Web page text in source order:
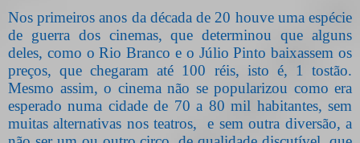
Nos primeiros anos da década de 20 houve uma espécie
de guerra dos cinemas, que determinou que alguns
deles, como o Rio Branco e o Júlio Pinto baixassem os
preços, que chegaram até 100 réis, isto é, 1 tostão.
Mesmo assim, o cinema não se popularizou como era
esperado numa cidade de 70 a 80 mil habitantes, sem
muitas alternativas nos teatros,
e sem outra diversão, a